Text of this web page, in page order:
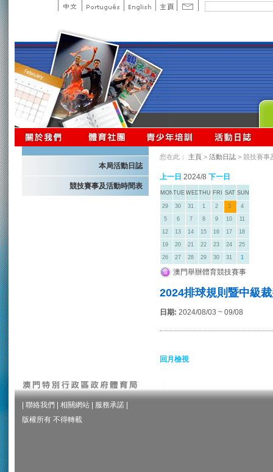
本局活動日誌
競技賽事及活動時間表
您在此： 主頁 > 活動日誌 > 競技賽事
上一日 2024/8 下一日
MONTUE WEDTHU FRI SAT SUN
29 30 31 1 2 3 4
5 6 7 8 9 10 11
12 13 14 15 16 17 18
19 20 21 22 23 24 25
26 27 28 29 30 31 1
澳門舉辦體育競技賽事
2024排球規則暨中級
日期: 2024/08/03 ~ 09/08
回月檢視
聯絡我們 相關網站 服務承諾
版權所有 不得轉載